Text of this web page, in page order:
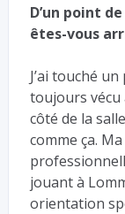
D’un point
êtes-vous
J’ai touché
toujours vécu
côté de la
comme ça.
jouant à
orientation